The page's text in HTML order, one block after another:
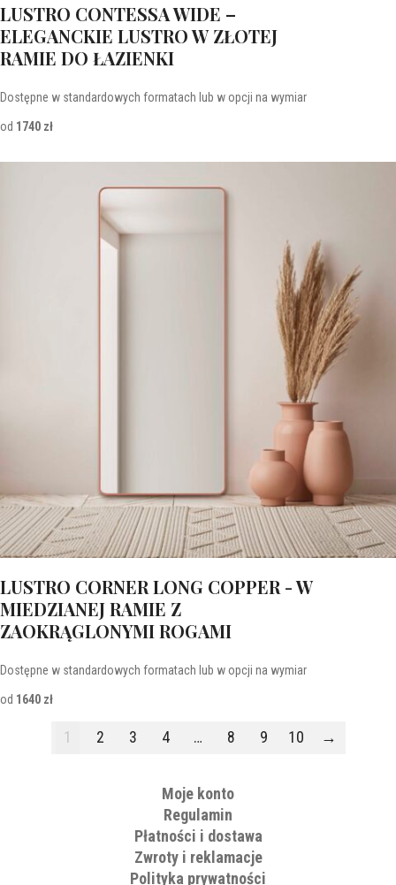
LUSTRO CONTESSA WIDE –
ELEGANCKIE LUSTRO W ZŁOTEJ
RAMIE DO ŁAZIENKI
Dostępne w standardowych formatach lub w opcji na wymiar
od 1740 zł
LUSTRO CORNER LONG COPPER - W
MIEDZIANEJ RAMIE Z
ZAOKRĄGLONYMI ROGAMI
Dostępne w standardowych formatach lub w opcji na wymiar
od 1640 zł
1 2 3 4 … 8 9 10 →
Moje konto
Regulamin
Płatności i dostawa
Zwroty i reklamacje
Polityka prywatności